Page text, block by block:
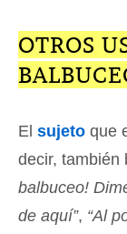
OTROS
El sujeto que
decir, también
balbuceo!
de aquí”, “Al